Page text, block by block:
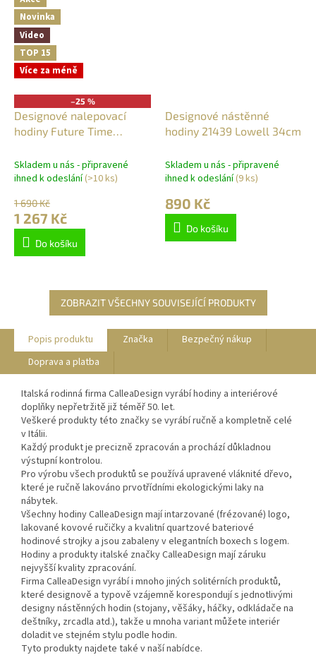
Novinka
Video
TOP 15
Více za méně
–25 %
Designové nalepovací
hodiny Future Time
titanium grey 60cm
Skladem u nás - připravené
ihned k odeslání(>10 ks)
1 690 Kč
1 267 Kč
Do košíku
Designové nástěnné
hodiny 21439 Lowell 34cm
Skladem u nás - připravené
ihned k odeslání(9 ks)
890 Kč
Do košíku
ZOBRAZIT VŠECHNY SOUVISEJÍCÍ PRODUKTY
Popis produktu Značka
Bezpečný nákup
Doprava a platba
Italská rodinná firma CalleaDesign vyrábí hodiny a interiérové
doplňky nepřetržitě již téměř 50. let.
Veškeré produkty této značky se vyrábí ručně a kompletně celé
v Itálii.
Každý produkt je precizně zpracován a prochází důkladnou
výstupní kontrolou.
Pro výrobu všech produktů se používá upravené vláknité dřevo,
které je ručně lakováno prvotřídními ekologickými laky na
nábytek.
Všechny hodiny CalleaDesign mají intarzované (frézované) logo,
lakované kovové ručičky a kvalitní quartzové bateriové
hodinové strojky a jsou zabaleny v elegantních boxech s logem.
Hodiny a produkty italské značky CalleaDesign mají záruku
nejvyšší kvality zpracování.
Firma CalleaDesign vyrábí i mnoho jiných solitérních produktů,
které designově a typově vzájemně korespondují s jednotlivými
designy nástěnných hodin (stojany, věšáky, háčky, odkládače na
deštníky, zrcadla atd.), takže u mnoha variant můžete interiér
doladit ve stejném stylu podle hodin.
Tyto produkty najdete také v naší nabídce.